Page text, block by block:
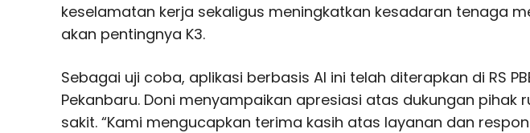
keselamatan kerja sekaligus meningkatkan kesadaran tenaga
akan pentingnya K3.
Sebagai uji coba, aplikasi berbasis AI ini telah diterapkan di RS
Pekanbaru. Doni menyampaikan apresiasi atas dukungan pihak
sakit. “Kami mengucapkan terima kasih atas layanan dan respon